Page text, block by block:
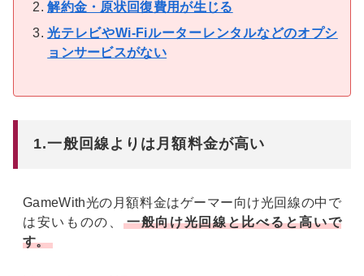
解約金・原状回復費用が生じる
光テレビやWi-Fiルーターレンタルなどのオプシ
ョンサービスがない
1.一般回線よりは月額料金が高い
GameWith光の月額料金はゲーマー向け光回線の中で
は安いものの、
一般向け光回線と比べると高いで
す。